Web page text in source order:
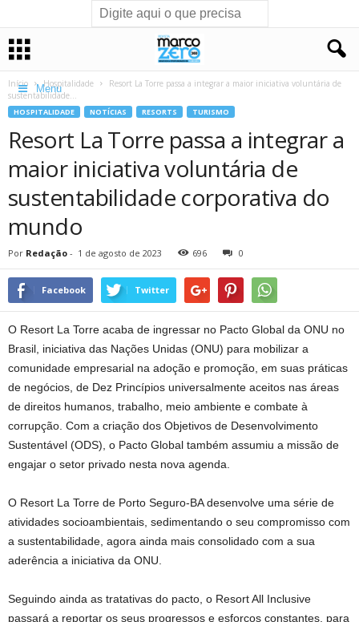
Menu
Início Hospitalidade
Resort La Torre passa a integrar a maior iniciativa voluntária de
sustentabilidade...
HOSPITALIDADE NOTÍCIAS RESORTS TURISMO
Resort La Torre passa a integrar a
maior iniciativa voluntária de
sustentabilidade corporativa do
mundo
Por Redação - 1 de agosto de 2023 696 0
Facebook Twitter
O Resort La Torre acaba de ingressar no Pacto Global da ONU no
Brasil, iniciativa das Nações Unidas (ONU) para mobilizar a
comunidade empresarial na adoção e promoção, em suas práticas
de negócios, de Dez Princípios universalmente aceitos nas áreas
de direitos humanos, trabalho, meio ambiente e combate à
corrupção. Com a criação dos Objetivos de Desenvolvimento
Sustentável (ODS), o Pacto Global também assumiu a missão de
engajar o setor privado nesta nova agenda.
O Resort La Torre de Porto Seguro-BA desenvolve uma série de
atividades socioambientais, sedimentando o seu compromisso com
a sustentabilidade, agora ainda mais consolidado com a sua
aderência a iniciativa da ONU.
Seguindo ainda as tratativas do pacto, o Resort All Inclusive
passará a reportar os seus progressos e esforços constantes, para